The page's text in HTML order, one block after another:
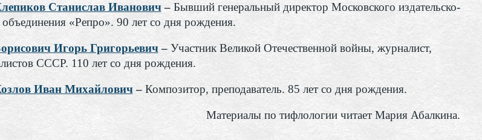
Станислав Иванович– Бывший генеральный директор Московского издательско-
объединения «Репро». 90 лет со дня рождения.
Игорь Григорьевич– Участник Великой Отечественной войны, журналист,
СССР. 110 лет со дня рождения.
Иван Михайлович– Композитор, преподаватель. 85 лет со дня рождения.
Материалы по тифлологии читает Мария Абалкина.